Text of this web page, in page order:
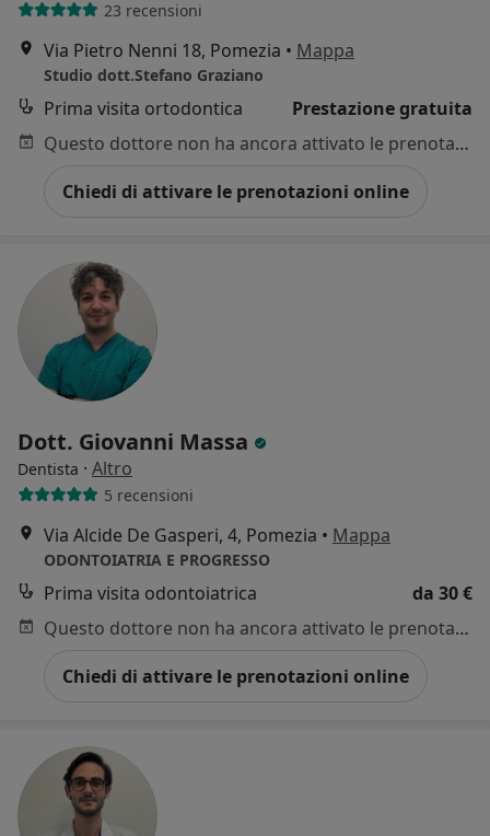
23 recensioni
Via Pietro Nenni 18, Pomezia • Mappa
Studio dott.Stefano Graziano
Prima visita ortodontica
Prestazione gratuita
Questo dottore non ha ancora attivato le prenotazioni online presso questo indirizzo.
Chiedi di attivare le prenotazioni online
Dott. Giovanni Massa
Dentista · Altro
5 recensioni
Via Alcide De Gasperi, 4, Pomezia • Mappa
ODONTOIATRIA E PROGRESSO
Prima visita odontoiatrica
da 30 €
Questo dottore non ha ancora attivato le prenotazioni online presso questo indirizzo.
Chiedi di attivare le prenotazioni online